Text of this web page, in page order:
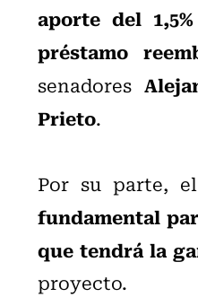
aporte del
préstamo
senadores
Prieto.
Por su parte,
fundamental
que tendrá la
proyecto.